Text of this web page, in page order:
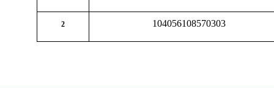
2 104056108570303